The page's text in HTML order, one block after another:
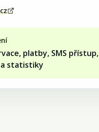
platby, SMS přístup,
statistiky